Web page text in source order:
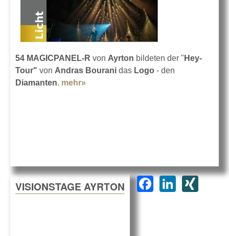
54 MAGICPANEL-R von Ayrton bildeten der " Hey-
Tour" von Andras Bourani das Logo - den
Diamanten. mehr»
VISIONSTAGE AYRTON
F
Li XI